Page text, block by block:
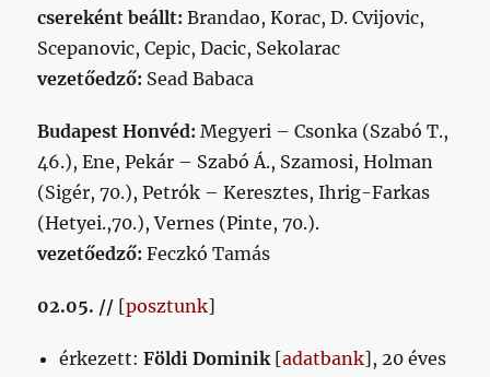
csereként beállt: Brandao, Korac, D. Cvijovic,
Scepanovic, Cepic, Dacic, Sekolarac
vezetőedző: Sead Babaca
Budapest Honvéd:Megyeri – Csonka (Szabó T.,
46.), Ene, Pekár – Szabó Á., Szamosi, Holman
(Sigér, 70.), Petrók – Keresztes, Ihrig-Farkas
(Hetyei.,70.), Vernes (Pinte, 70.).
vezetőedző: Feczkó Tamás
02.05. // [posztunk]
érkezett:Földi Dominik[adatbank], 20 éves